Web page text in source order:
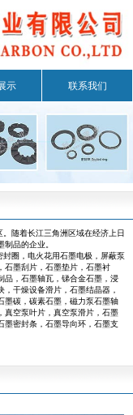
示 联系我们
随着长江三角洲区域在经济上日
品的企业。
圈，电火花用石墨电极，屏蔽泵
石墨刮片，石墨垫片，石墨衬
品，石墨轴瓦，锑合金石墨，浸
干燥设备滑片，石墨结晶器，
墨碳，碳素石墨，磁力泵石墨轴
真空泵叶片，真空泵滑片，石墨
墨密封条，石墨导向环，石墨支